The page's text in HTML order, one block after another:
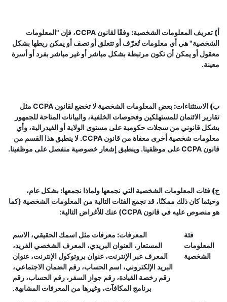
أ) تعريف المعلومات الشخصية:
وفقًا لقانون CCPA، فإن "المعلومات
الشخصية" هي أي معلومات تُعرّف أو تتعلق أو تصف أو يمكن ربطها بشكل
معقول أو يمكن أن تكون مرتبطة بشكل مباشر أو غير مباشر بفرد أو أسرة
معينة.
ب) الاستثناءات:
بعض المعلومات الشخصية لا تخضع لقانون CCPA مثل
تقارير الائتمان للمستهلكين وفحوصات الخلفية، والبيانات المتاحة للجمهور
بشكل قانوني من سجلات حكومية على مستوى الولاية أو الفيدرالية، وأي
معلومات شخصية أخرى معفاة من قانون CCPA. لا ينطبق هذا القسم من
قانون CCPA على موظفينا. وينطبق إشعار خصوصية منفصل على موظفينا.
ج) فئات المعلومات الشخصية التي نجمعها ولماذا نجمعها:بشكل عام،
وحيثما كان ذلك ممكنًا، قد نجمع الفئات التالية من المعلومات الشخصية (كما
هو منصوص عليه في قانون CCPA) عنك للأغراض التالية:
فئة
المعلومات
الشخصية
المعرفات: معرفات مثل اسمك الحقيقي، الاسم
المستعار، العنوان البريدي، المعرف الشخصي الفريد،
المعرف عبر الإنترنت، عنوان بروتوكول الإنترنت، عنوان
البريد الإلكتروني، اسم الحساب، رقم الضمان الاجتماعي،
رقم رخصة القيادة، رقم جواز السفر، رقم الحساب، رقم
برنامج المكافآت، وغيرها من المعرفات المشابهة.